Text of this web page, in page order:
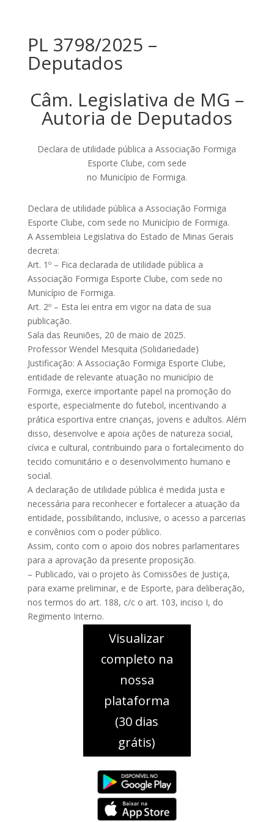
PL 3798/2025 –
Deputados
Câm. Legislativa de MG –
Autoria de Deputados
Declara de utilidade pública a Associação Formiga
Esporte Clube, com sede
no Município de Formiga.
Declara de utilidade pública a Associação Formiga
Esporte Clube, com sede no Município de Formiga.
A Assembleia Legislativa do Estado de Minas Gerais
decreta:
Art. 1º – Fica declarada de utilidade pública a
Associação Formiga Esporte Clube, com sede no
Município de Formiga.
Art. 2º – Esta lei entra em vigor na data de sua
publicação.
Sala das Reuniões, 20 de maio de 2025.
Professor Wendel Mesquita (Solidariedade)
Justificação: A Associação Formiga Esporte Clube,
entidade de relevante atuação no município de
Formiga, exerce importante papel na promoção do
esporte, especialmente do futebol, incentivando a
prática esportiva entre crianças, jovens e adultos. Além
disso, desenvolve e apoia ações de natureza social,
cívica e cultural, contribuindo para o fortalecimento do
tecido comunitário e o desenvolvimento humano e
social.
A declaração de utilidade pública é medida justa e
necessária para reconhecer e fortalecer a atuação da
entidade, possibilitando, inclusive, o acesso a parcerias
e convênios com o poder público.
Assim, conto com o apoio dos nobres parlamentares
para a aprovação da presente proposição.
– Publicado, vai o projeto às Comissões de Justiça,
para exame preliminar, e de Esporte, para deliberação,
nos termos do art. 188, c/c o art. 103, inciso I, do
Regimento Interno.
Visualizar
completo na
nossa
plataforma
(30 dias
grátis)